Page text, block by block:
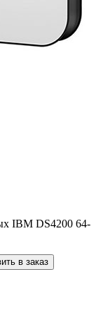
IBM DS4200 64-